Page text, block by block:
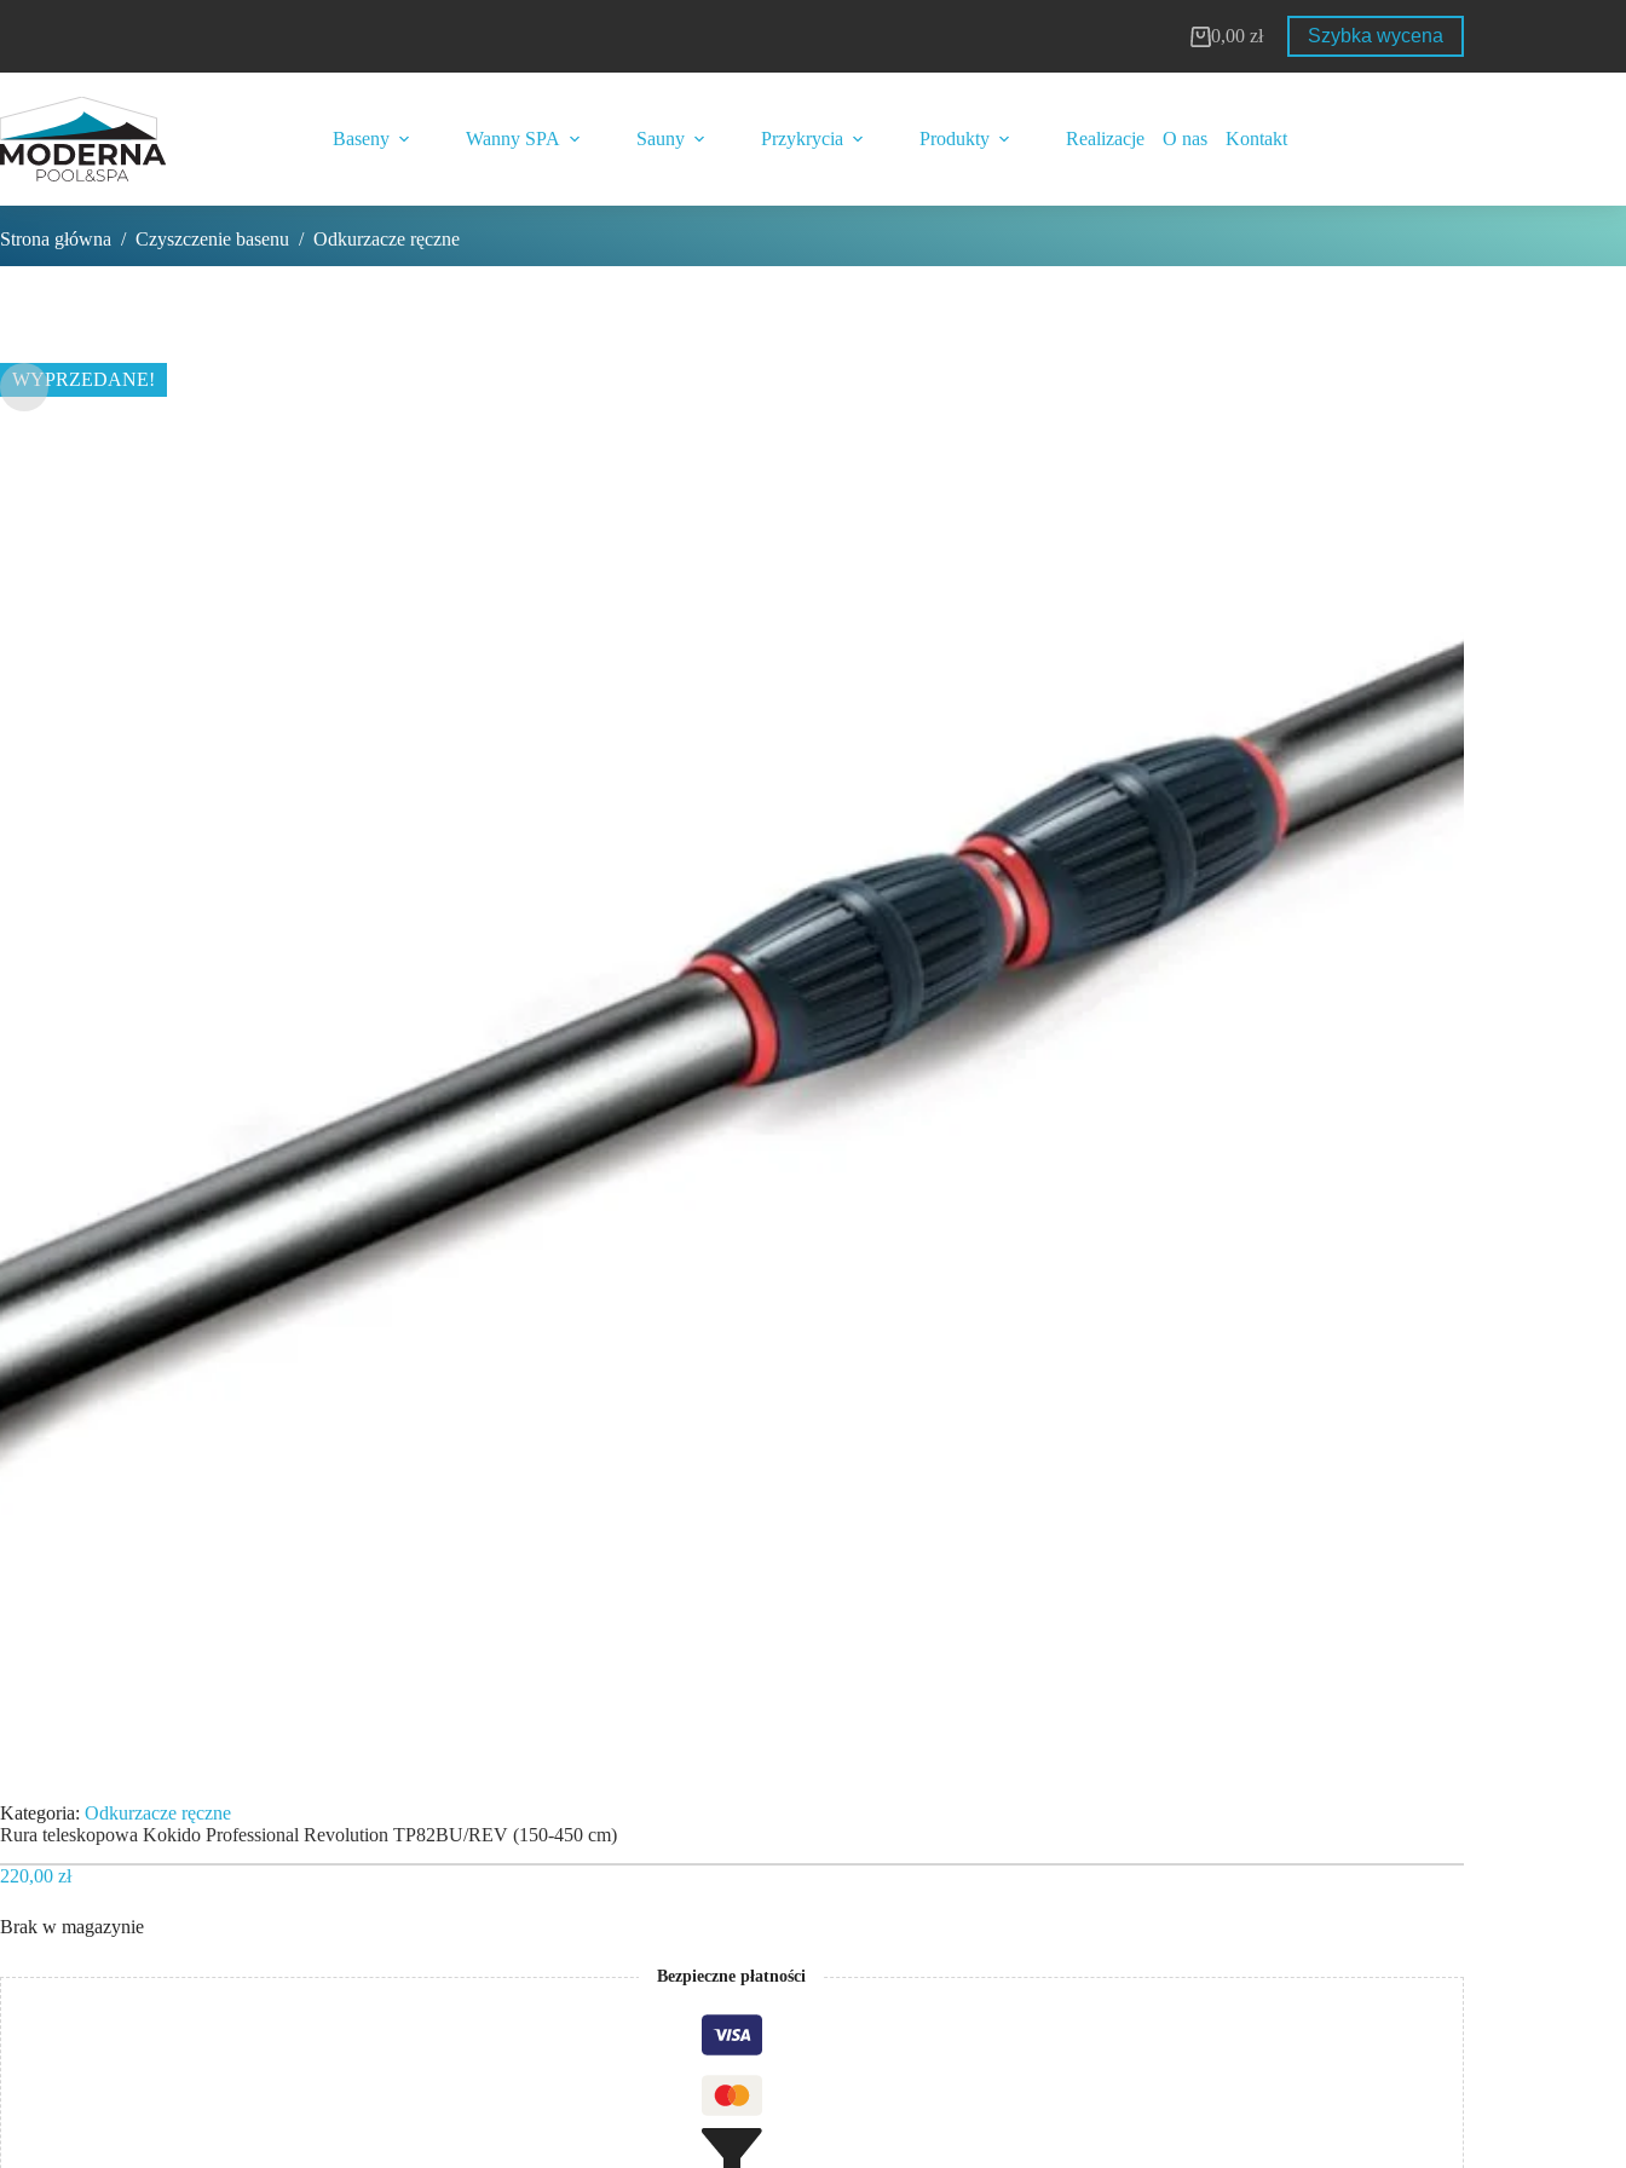
Koszyk
0,00 zł Szybka wycena
Baseny Wanny SPA Sauny Przykrycia Produkty Realizacje O nas Kontakt
Strona główna / Czyszczenie basenu / Odkurzacze ręczne
WYPRZEDANE!
Kategoria: Odkurzacze ręczne
Rura teleskopowa Kokido Professional Revolution TP82BU/REV (150-450 cm)
220,00 zł
Brak w magazynie
Bezpieczne płatności